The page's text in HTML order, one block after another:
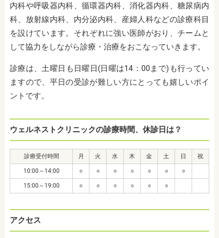
内科や呼吸器内科、循環器内科、消化器内科、糖尿病内
科、放射線内科、内分泌内科、産婦人科などの診療科目
を設けています。それぞれに強い医師がおり、チームと
して協力をしながら診療・治療をおこなっていきます。
診療は、土曜日も日曜日(日曜は14：00まで)も行ってい
ますので、平日の受診が難しい方にとっても嬉しいポイ
ントです。
ウェルネストクリニックの診療時間、休診日は？
診療受付時間 月 火 水 木 金 土 日 祝
10:00～14:00 ○ ○ ○ ○ ○ ○ ○
15:00～19:00 ○ ○ ○ ○ ○ ○
アクセス